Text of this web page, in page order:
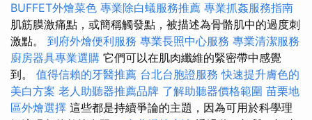
BUFFET外燴菜色 專業除白蟻服務推薦 專業抓姦服務指南
肌筋膜激痛點，或簡稱觸發點，被描述為骨骼肌中的過度刺
激點。 到府外燴便利服務 專業長照中心服務 專業清潔服務
廚房器具專業選購 它們可以在肌肉纖維的緊密帶中感覺
到。 值得信賴的牙醫推薦 台北台胞證服務 快速提升膚色的
美白方案 老人助聽器推薦品牌 了解助聽器價格範圍 苗栗地
區外燴選擇 這些都是持續爭論的主題，因為可用於科學理